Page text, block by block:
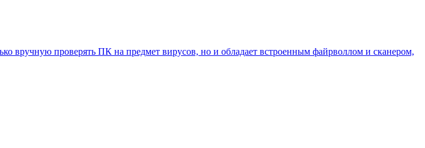
вручную проверять ПК на предмет вирусов, но и обладает встроенным файрволлом и сканером,